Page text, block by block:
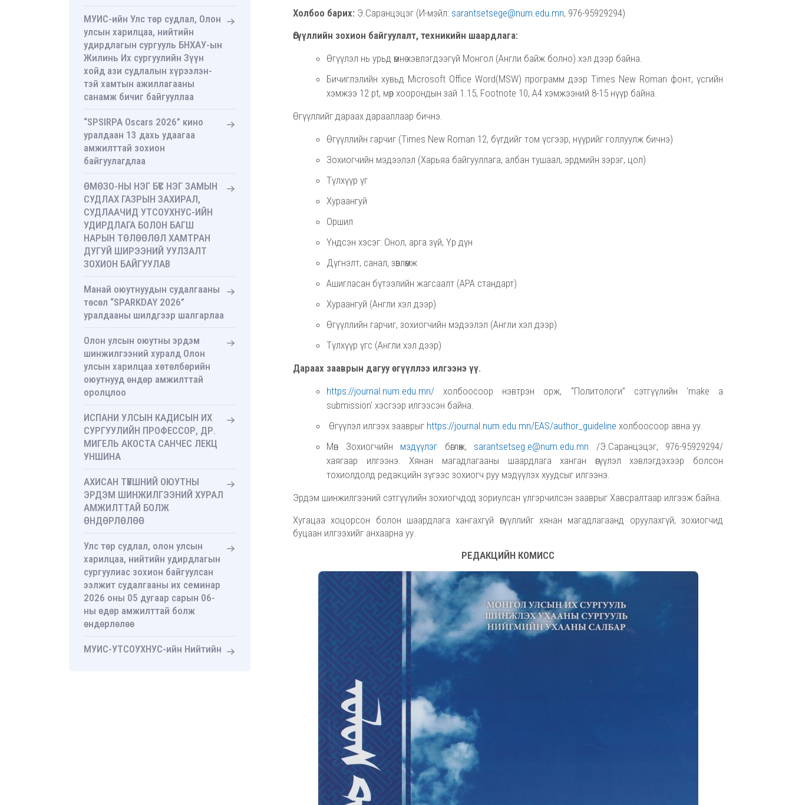
МУИС-ийн Улс төр судлал, Олон
улсын харилцаа, нийтийн
удирдлагын сургууль БНХАУ-ын
Жилинь Их сургуулийн Зүүн
хойд ази судлалын хүрээлэн-
тэй хамтын ажиллагааны
санамж бичиг байгууллаа
“SPSIRPA Oscars 2026” кино
уралдаан 13 дахь удаагаа
амжилттай зохион
байгуулагдлаа
ӨМӨЗО-НЫ НЭГ БҮС НЭГ ЗАМЫН
СУДЛАХ ГАЗРЫН ЗАХИРАЛ,
СУДЛААЧИД УТСОУХНУС-ИЙН
УДИРДЛАГА БОЛОН БАГШ
НАРЫН ТӨЛӨӨЛӨЛ ХАМТРАН
ДУГУЙ ШИРЭЭНИЙ УУЛЗАЛТ
ЗОХИОН БАЙГУУЛАВ
Манай оюутнуудын судалгааны
төсөл “SPARKDAY 2026”
уралдааны шилдгээр шалгарлаа
Олон улсын оюутны эрдэм
шинжилгээний хуралд Олон
улсын харилцаа хөтөлбөрийн
оюутнууд өндөр амжилттай
оролцлоо
ИСПАНИ УЛСЫН КАДИСЫН ИХ
СУРГУУЛИЙН ПРОФЕССОР, ДР.
МИГЕЛЬ АКОСТА САНЧЕС ЛЕКЦ
УНШИНА
АХИСАН ТҮВШНИЙ ОЮУТНЫ
ЭРДЭМ ШИНЖИЛГЭЭНИЙ ХУРАЛ
АМЖИЛТТАЙ БОЛЖ
ӨНДӨРЛӨЛӨӨ
Улс төр судлал, олон улсын
харилцаа, нийтийн удирдлагын
сургуулиас зохион байгуулсан
ээлжит судалгааны их семинар
2026 оны 05 дугаар сарын 06-
ны өдөр амжилттай болж
өндөрлөлөө
МУИС-УТСОУХНУС-ийн Нийтийн
Холбоо барих: Э.Саранцэцэг (И-мэйл: sarantsetsege@num.edu.mn, 976-95929294)
Өгүүллийн зохион байгуулалт, техникийн шаардлага:
Өгүүлэл нь урьд өмнө хэвлэгдээгүй Монгол (Англи байж болно) хэл дээр байна.
Бичиглэлийн хувьд Microsoft Office Word(MSW) программ дээр Times New Roman фонт, үсгийн
хэмжээ 12 pt, мөр хоорондын зай 1.15, Footnote 10, А4 хэмжээний 8-15 нүүр байна.
Өгүүллийг дараах дарааллаар бичнэ.
Өгүүллийн гарчиг (Times New Roman 12, бүгдийг том үсгээр, нүүрийг голлуулж бичнэ)
Зохиогчийн мэдээлэл (Харьяа байгууллага, албан тушаал, эрдмийн зэрэг, цол)
Түлхүүр үг
Хураангуй
Оршил
Үндсэн хэсэг: Онол, арга зүй, Үр дүн
Дүгнэлт, санал, зөвлөмж
Ашигласан бүтээлийн жагсаалт (APA стандарт)
Хураангуй (Англи хэл дээр)
Өгүүллийн гарчиг, зохиогчийн мэдээлэл (Англи хэл дээр)
Түлхүүр үгс (Англи хэл дээр)
Дараах зааврын дагуу өгүүллээ илгээнэ үү.
https://journal.num.edu.mn/ холбоосоор нэвтрэн орж, “Политологи” сэтгүүлийн 'make a
submission' хэсгээр илгээсэн байна.
Өгүүлэл илгээх зааврыг https://journal.num.edu.mn/EAS/author_guideline холбоосоор авна уу.
Мөн Зохиогчийн мэдүүлэг бөглөж, sarantsetseg.e@num.edu.mn /Э.Саранцэцэг, 976-95929294/
хаягаар илгээнэ. Хянан магадлагааны шаардлага ханган өгүүлэл хэвлэгдэхээр болсон
тохиолдолд редакцийн зүгээс зохиогч руу мэдүүлэх хуудсыг илгээнэ.
Эрдэм шинжилгээний сэтгүүлийн зохиогчдод зориулсан үлгэрчилсэн зааврыг Хавсралтаар илгээж байна.
Хугацаа хоцорсон болон шаардлага хангахгүй өгүүллийг хянан магадлагаанд оруулахгүй, зохиогчид
буцаан илгээхийг анхаарна уу.
РЕДАКЦИЙН КОМИСС